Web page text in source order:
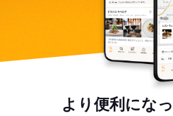
より便利にな